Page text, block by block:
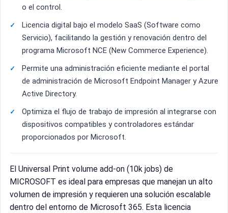
o el control.
Licencia digital bajo el modelo SaaS (Software como
Servicio), facilitando la gestión y renovación dentro del
programa Microsoft NCE (New Commerce Experience).
Permite una administración eficiente mediante el portal
de administración de Microsoft Endpoint Manager y Azure
Active Directory.
Optimiza el flujo de trabajo de impresión al integrarse con
dispositivos compatibles y controladores estándar
proporcionados por Microsoft.
El Universal Print volume add-on (10k jobs) de
MICROSOFT es ideal para empresas que manejan un alto
volumen de impresión y requieren una solución escalable
dentro del entorno de Microsoft 365. Esta licencia